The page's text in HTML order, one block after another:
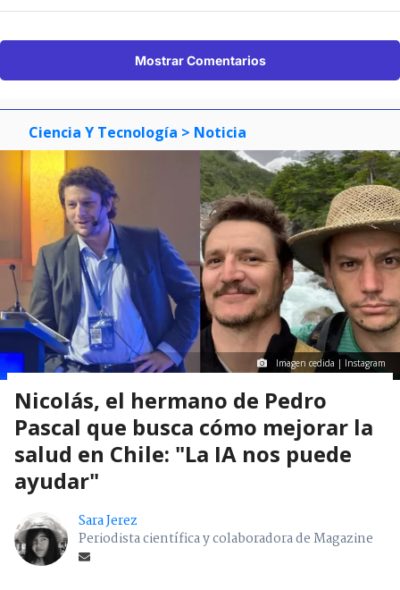
Mostrar Comentarios
Ciencia Y Tecnología > Noticia
Imagen cedida | Instagram
Nicolás, el hermano de Pedro
Pascal que busca cómo mejorar la
salud en Chile: "La IA nos puede
ayudar"
Sara Jerez
Periodista científica y colaboradora de Magazine